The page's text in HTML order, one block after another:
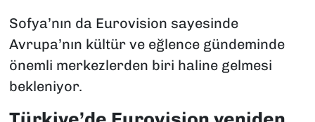
Sofya’nın da Eurovision sayesinde
Avrupa’nın kültür ve eğlence gündeminde
önemli merkezlerden biri haline gelmesi
bekleniyor.